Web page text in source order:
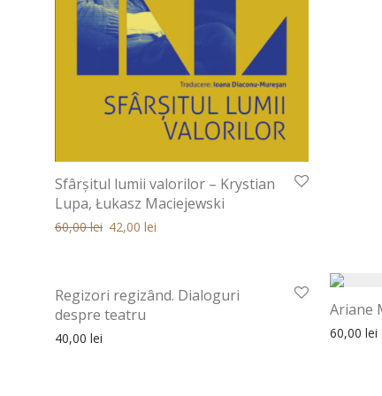
Sfârșitul lumii valorilor – Krystian
Lupa, Łukasz Maciejewski
Prețul inițial a fost: 60,00 lei.
60,00lei Prețul curent este: 60,00 lei.
42,00 lei
Regizori regizând. Dialoguri
despre teatru
40,00 lei
Ariane
60,00 lei